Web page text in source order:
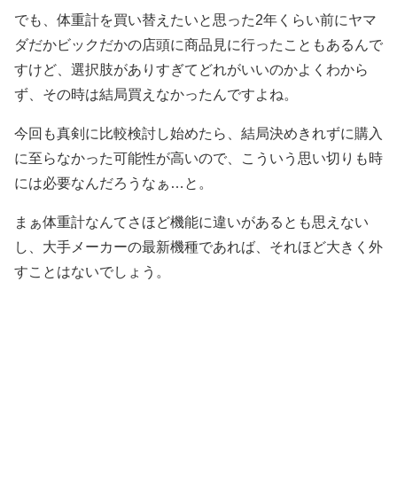
でも、体重計を買い替えたいと思った2年くらい前にヤマ
ダだかビックだかの店頭に商品見に行ったこともあるんで
すけど、選択肢がありすぎてどれがいいのかよくわから
ず、その時は結局買えなかったんですよね。
今回も真剣に比較検討し始めたら、結局決めきれずに購入
に至らなかった可能性が高いので、こういう思い切りも時
には必要なんだろうなぁ…と。
まぁ体重計なんてさほど機能に違いがあるとも思えない
し、大手メーカーの最新機種であれば、それほど大きく外
すことはないでしょう。